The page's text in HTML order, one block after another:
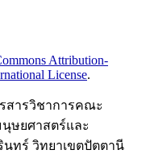
Attribution-
License.
สารวิชาการคณะ
ษยศาสตร์และ
ทร์ วิทยาเขตปัตตานี